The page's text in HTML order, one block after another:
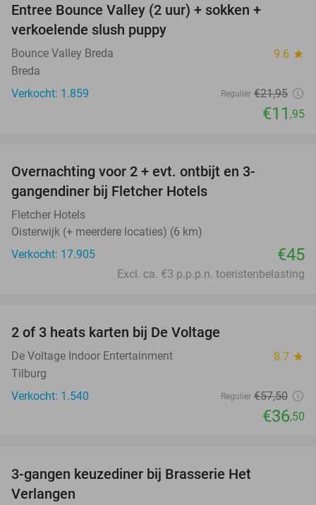
Entree Bounce Valley (2 uur) + sokken +
verkoelende slush puppy
Bounce Valley Breda 9.6 star
Breda
Verkocht: 1.859
Regulier €21,95
€11 ,95
Overnachting voor 2 + evt. ontbijt en 3-
gangendiner bij Fletcher Hotels
Fletcher Hotels
Oisterwijk (+ meerdere locaties) (6 km)
Verkocht: 17.905
€45
Excl. ca. €3 p.p.p.n. toeristenbelasting
2 of 3 heats karten bij De Voltage
De Voltage Indoor Entertainment 8.7 star
Tilburg
Verkocht: 1.540
Regulier €57,50
€36,50
3-gangen keuzediner bij Brasserie Het
Verlangen